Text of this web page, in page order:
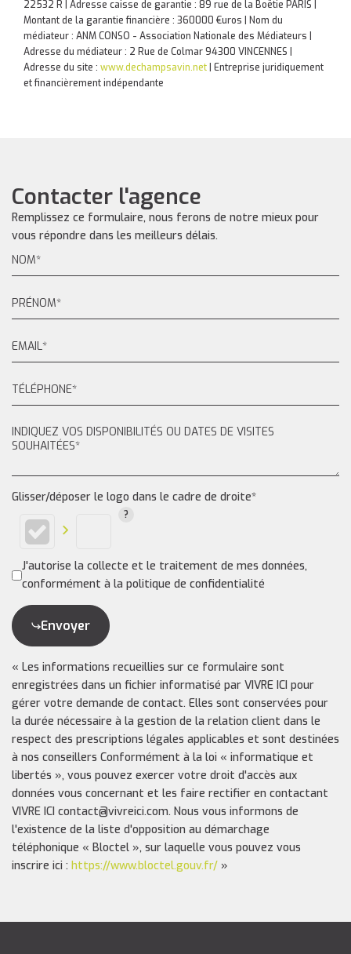
22532 R | Adresse caisse de garantie : 89 rue de la Boëtie PARIS |
Montant de la garantie financière : 360000 €uros | Nom du
médiateur : ANM CONSO - Association Nationale des Médiateurs |
Adresse du médiateur : 2 Rue de Colmar 94300 VINCENNES |
Adresse du site : www.dechampsavin.net Entreprise juridiquement
et financièrement indépendante
Contacter l'agence
Remplissez ce formulaire, nous ferons de notre mieux pour
vous répondre dans les meilleurs délais.
Glisser/déposer le logo dans le cadre de droite*
J'autorise la collecte et le traitement de mes données,
conformément à la politique de confidentialité
Envoyer
« Les informations recueillies sur ce formulaire sont
enregistrées dans un fichier informatisé par VIVRE ICI pour
gérer votre demande de contact. Elles sont conservées pour
la durée nécessaire à la gestion de la relation client dans le
respect des prescriptions légales applicables et sont destinées
à nos conseillers Conformément à la loi « informatique et
libertés », vous pouvez exercer votre droit d'accès aux
données vous concernant et les faire rectifier en contactant
VIVRE ICI contact@vivreici.com. Nous vous informons de
l'existence de la liste d'opposition au démarchage
téléphonique « Bloctel », sur laquelle vous pouvez vous
inscrire ici : https://www.bloctel.gouv.fr/ »